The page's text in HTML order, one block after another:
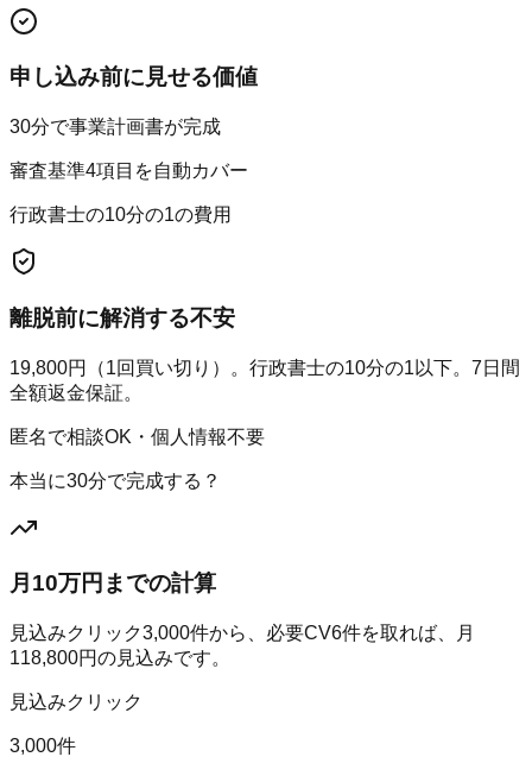
申し込み前に見せる価値
30分で事業計画書が完成
審査基準4項目を自動カバー
行政書士の10分の1の費用
離脱前に解消する不安
19,800円（1回買い切り）。行政書士の10分の1以下。7日間
全額返金保証。
匿名で相談OK・個人情報不要
本当に30分で完成する？
月10万円までの計算
見込みクリック3,000件から、必要CV6件を取れば、月
118,800円の見込みです。
見込みクリック
3,000件